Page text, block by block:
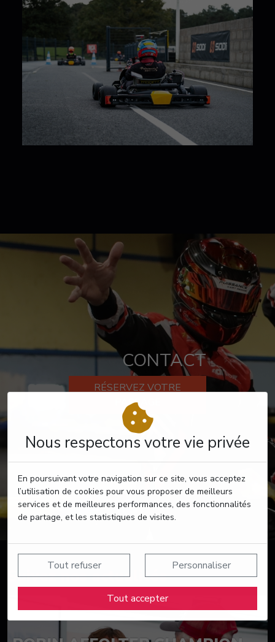
Nous respectons votre vie privée
En poursuivant votre navigation sur ce site, vous acceptez
l’utilisation de cookies pour vous proposer de meilleurs
services et de meilleures performances, des fonctionnalités
de partage, et les statistiques de visites.
Tout refuser Personnaliser
Tout accepter
CONTACT
RÉSERVEZ VOTRE
PASSAGE
Suivez nos actualités